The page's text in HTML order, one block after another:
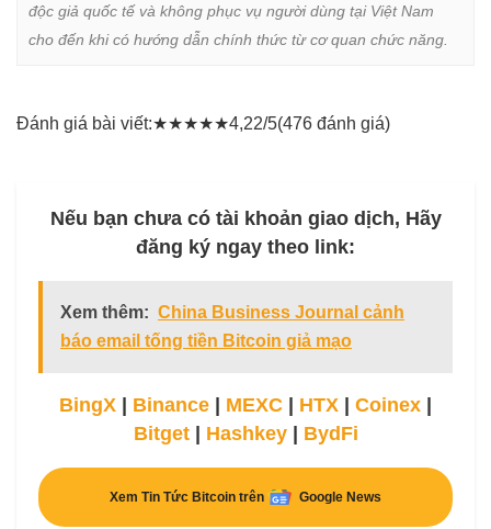
độc giả quốc tế và không phục vụ người dùng tại Việt Nam
cho đến khi có hướng dẫn chính thức từ cơ quan chức năng.
Đánh giá bài viết:★★★★★4,22/5(476 đánh giá)
Nếu bạn chưa có tài khoản giao dịch, Hãy
đăng ký ngay theo link:
Xem thêm: China Business Journal cảnh
báo email tống tiền Bitcoin giả mạo
BingX | Binance | MEXC | HTX | Coinex |
Bitget| Hashkey| BydFi
Xem Tin Tức Bitcoin trên Google News